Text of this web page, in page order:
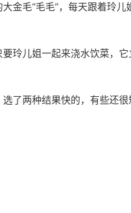
金毛“毛毛”，每天跟着玲
玲儿姐一起来浇水饮菜，
了两种结果快的，有些还